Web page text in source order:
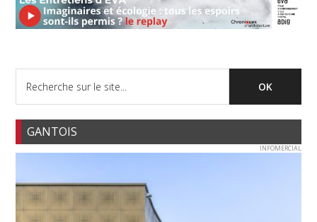
GANTOIS
INFOMERCIAL